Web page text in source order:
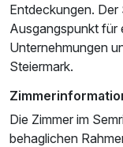
Vierbettzimmer
Entdeckungen.
Ausgangspunkt für
Unternehmungen
Steiermark.
Die Zimmer im
behaglichen